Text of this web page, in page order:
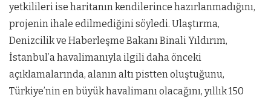
yetkilileri ise haritanın kendilerince hazırlanmadığını,
projenin ihale edilmediğini söyledi. Ulaştırma,
Denizcilik ve Haberleşme Bakanı Binali Yıldırım,
İstanbul’a havalimanıyla ilgili daha önceki
açıklamalarında, alanın altı pistten oluştuğunu,
Türkiye’nin en büyük havalimanı olacağını, yıllık 150